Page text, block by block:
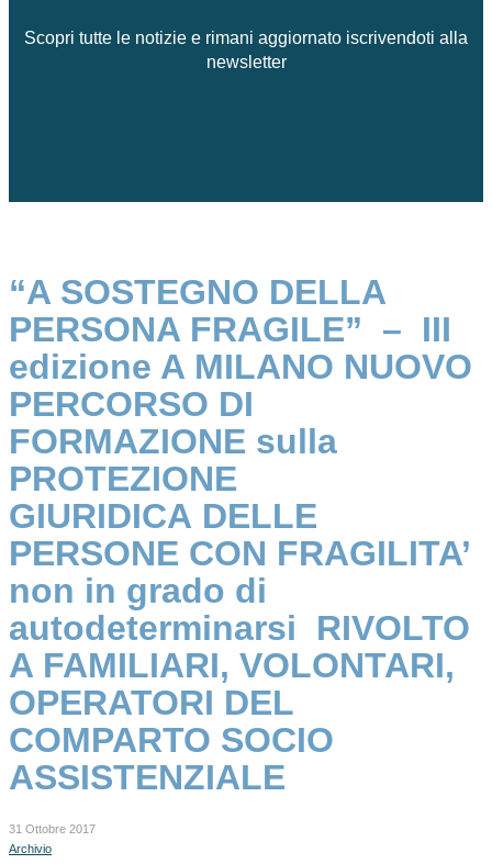
Scopri tutte le notizie e rimani aggiornato iscrivendoti alla
newsletter
“A SOSTEGNO DELLA
PERSONA FRAGILE” – III
edizione A MILANO NUOVO
PERCORSO DI
FORMAZIONE sulla
PROTEZIONE
GIURIDICA DELLE
PERSONE CON FRAGILITA’
non in grado di
autodeterminarsi RIVOLTO
A FAMILIARI, VOLONTARI,
OPERATORI DEL
COMPARTO SOCIO
ASSISTENZIALE
31 Ottobre 2017
Archivio